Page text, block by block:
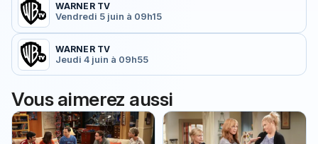
WARNER TV
Vendredi 5 juin à 09h15
WARNER TV
Jeudi 4 juin à 09h55
Vous aimerez aussi